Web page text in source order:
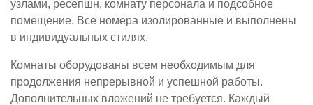
узлами, ресепшн, комнату персонала и подсобное
помещение. Все номера изолированные и выполнены
в индивидуальных стилях.
Комнаты оборудованы всем необходимым для
продолжения непрерывной и успешной работы.
Дополнительных вложений не требуется. Каждый